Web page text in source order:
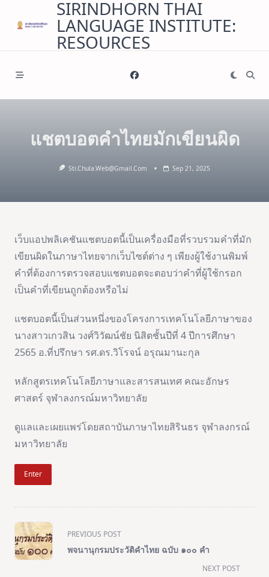
SIRINDHORN THAI
LANGUAGE INSTITUTE:
RESOURCES
แชตบอตคำไทยมักเขียนผิด
Sti.chula.web@gmail.com Sep 21, 2025
เว็บแอปพลิเคชันแชตบอตนี้เป็นเครื่องมือที่รวบรวมคำที่มัก
เขียนผิดในภาษาไทยจากเว็บไซต์ต่าง ๆ เพียงผู้ใช้งานพิมพ์
คำที่ต้องการตรวจสอบแชตบอตจะตอบว่าคำที่ผู้ใช้กรอก
เป็นคำที่เขียนถูกต้องหรือไม่
แชตบอตนี้เป็นส่วนหนึ่งของโครงการเทคโนโลยีภาษาของ
นางสาวเกวสิน วงศ์วิวัฒน์ชัย นิสิตชั้นปีที่ 4 ปีการศึกษา
2565 อ.ที่ปรึกษา รศ.ดร.วิโรจน์ อรุณมานะกุล
หลักสูตรเทคโนโลยีภาษาและสารสนเทศ คณะอักษร
ศาสตร์ จุฬาลงกรณ์มหาวิทยาลัย
ดูแลและเผยแพร่โดยสถาบันภาษาไทยสิรินธร จุฬาลงกรณ์
มหาวิทยาลัย
Enter
<span
class="nav-
subtitle
PREVIOUS POST
พจนานุกรมประวัติคำไทย ฉบับ ๑๐๐ คำ
NEXT POST